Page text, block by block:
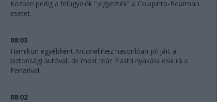
Közben pedig a felügyelők "jegyezték" a Colapinto-Bearman
esetet.
08:03
Hamilton egyébként Antonellihez hasonlóan jól járt a
biztonsági autóval, de most már Piastri nyakára esik rá a
Ferrarival.
08:02